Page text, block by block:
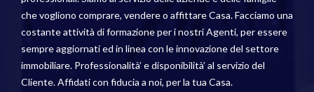
che vogliono comprare, vendere o affittare Casa. Facciamo una
costante attività di formazione per i nostri Agenti, per essere
sempre aggiornati ed in linea con le innovazione del settore
immobiliare. Professionalità’ e disponibilità’ al servizio del
Cliente. Affidati con fiducia a noi, per la tua Casa.